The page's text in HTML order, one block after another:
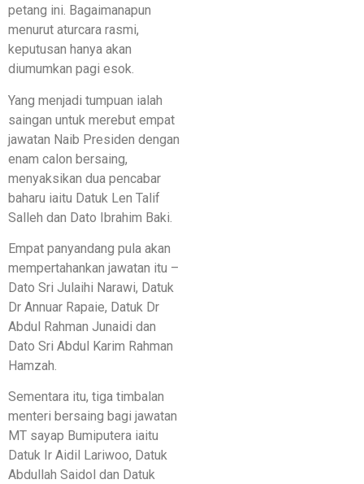
petang ini. Bagaimanapun
menurut aturcara rasmi,
keputusan hanya akan
diumumkan pagi esok.
Yang menjadi tumpuan ialah
saingan untuk merebut empat
jawatan Naib Presiden dengan
enam calon bersaing,
menyaksikan dua pencabar
baharu iaitu Datuk Len Talif
Salleh dan Dato Ibrahim Baki.
Empat panyandang pula akan
mempertahankan jawatan itu –
Dato Sri Julaihi Narawi, Datuk
Dr Annuar Rapaie, Datuk Dr
Abdul Rahman Junaidi dan
Dato Sri Abdul Karim Rahman
Hamzah.
Sementara itu, tiga timbalan
menteri bersaing bagi jawatan
MT sayap Bumiputera iaitu
Datuk Ir Aidil Lariwoo, Datuk
Abdullah Saidol dan Datuk